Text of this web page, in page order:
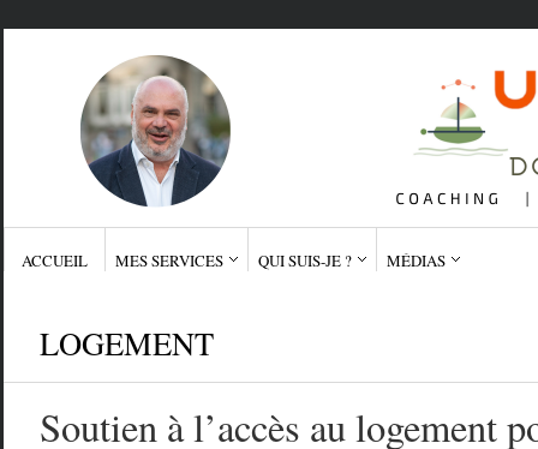
ACCUEIL MES SERVICES QUI SUIS-JE ? MÉDIAS
LOGEMENT
Soutien à l’accès au logement